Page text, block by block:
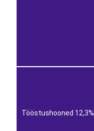
Tööstushooned 12,3%